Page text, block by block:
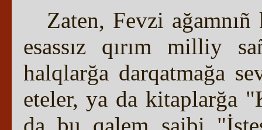
Zaten, Fevzi
esassız qırım milliy
halqlarğa darqatmağa
eteler, ya da kitaplarğa